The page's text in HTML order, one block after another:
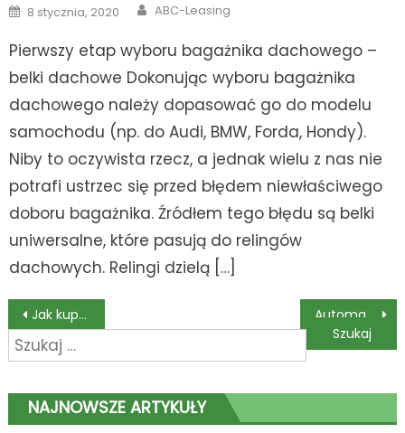
Posted
on
8 stycznia, 2020 Author
ABC-Leasing
Pierwszy etap wyboru bagażnika dachowego –
belki dachowe Dokonując wyboru bagażnika
dachowego należy dopasować go do modelu
samochodu (np. do Audi, BMW, Forda, Hondy).
Niby to oczywista rzecz, a jednak wielu z nas nie
potrafi ustrzec się przed błędem niewłaściwego
doboru bagażnika. Źródłem tego błędu są belki
uniwersalne, które pasują do relingów
dachowych. Relingi dzielą […]
Nawigacja
wpisu
Jak kupować samochody używane – 3 ważne wskazówki
Szukaj:
NAJNOWSZE ARTYKUŁY